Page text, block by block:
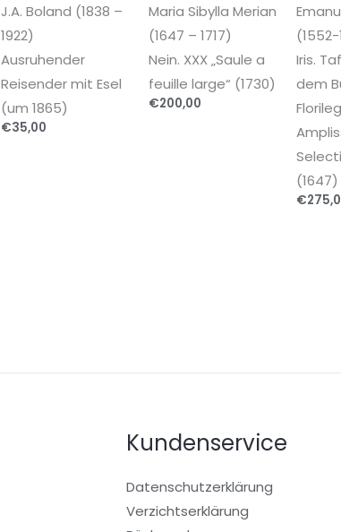
J.A. Boland (1838 –
1922)
Ausruhender
Reisender mit Esel
(um 1865)
€35,00
Maria Sibylla Merian
(1647 – 1717)
Nein. XXX „Saule a
feuille large“ (1730)
€200,00
(1552-
Iris.
dem
(1647)
€
Kundenservice
Datenschutzerklärung
Verzichtserklärung